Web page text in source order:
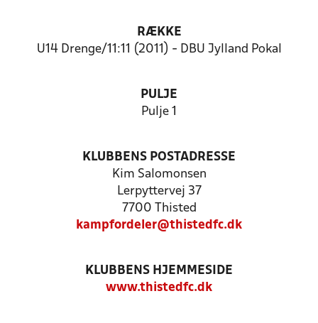
RÆKKE
U14 Drenge/11:11 (2011) - DBU Jylland Pokal
PULJE
Pulje 1
KLUBBENS POSTADRESSE
Kim Salomonsen
Lerpyttervej 37
7700 Thisted
kampfordeler@thistedfc.dk
KLUBBENS HJEMMESIDE
www.thistedfc.dk